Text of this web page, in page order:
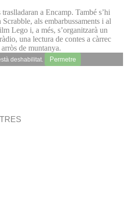
a Encamp. També s’hi
als embarbussaments i al
Lego i, a més, s’organitzarà un
una lectura de contes a càrrec
de muntanya.
deshabilitat. Permetre